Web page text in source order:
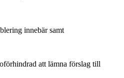
innebär samt
att lämna förslag till